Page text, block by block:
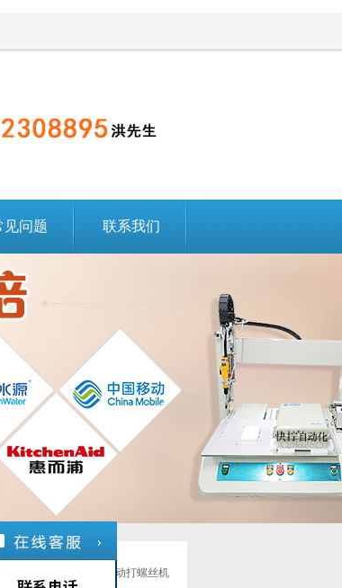
见问题 联系我们
青岛市有实力的高精密自动打螺丝机